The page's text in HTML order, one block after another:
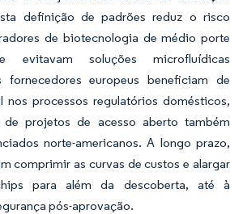
definição de padrões reduz o risco
de biotecnologia de médio porte
evitavam soluções microfluídicas
fornecedores europeus beneficiam de
nos processos regulatórios domésticos,
de projetos de acesso aberto também
norte-americanos. A longo prazo,
comprimir as curvas de custos e alargar
para além da descoberta, até à
pós-aprovação.